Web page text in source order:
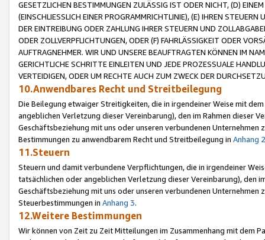
GESETZLICHEN BESTIMMUNGEN ZULÄSSIG IST ODER NICHT, (D)
(EINSCHLIESSLICH EINER PROGRAMMRICHTLINIE), (E) IHREN
DER EINTREIBUNG ODER ZAHLUNG IHRER STEUERN UND
ODER ZOLLVERPFLICHTUNGEN, ODER (F) FAHRLÄSSIGKEIT ODER
AUFTRAGNEHMER. WIR UND UNSERE BEAUFTRAGTEN KÖNNEN IM
GERICHTLICHE SCHRITTE EINLEITEN UND JEDE PROZESSUALE
VERTEIDIGEN, ODER UM RECHTE AUCH ZUM ZWECK DER
10.Anwendbares Recht und Streitbeilegung
Die Beilegung etwaiger Streitigkeiten, die in irgendeiner Weise mit
angeblichen Verletzung dieser Vereinbarung), den im Rahmen dieser
Geschäftsbeziehung mit uns oder unseren verbundenen
Bestimmungen zu anwendbarem Recht und Streitbeilegung in Anhang 2
11.Steuern
Steuern und damit verbundene Verpflichtungen, die in irgendeiner
tatsächlichen oder angeblichen Verletzung dieser Vereinbarung), den
Geschäftsbeziehung mit uns oder unseren verbundenen
Steuerbestimmungen in Anhang 3.
12.Weitere Bestimmungen
Wir können von Zeit zu Zeit Mitteilungen im Zusammenhang mit dem